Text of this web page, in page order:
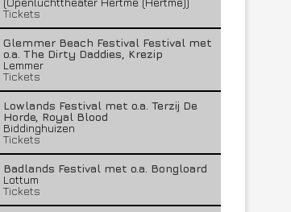
– Transition II
29 juli 2026
Tickets
Glemmer Beach Festival Festival met
o.a. The Dirty Daddies, Krezip
Lemmer
Tickets
Lowlands Festival met o.a. Terzij De
Horde, Royal Blood
Biddinghuizen
Tickets
Badlands Festival met o.a. Bongloard
Lottum
Tickets